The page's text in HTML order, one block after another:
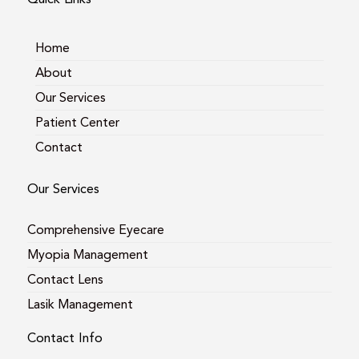
Home
About
Our Services
Patient Center
Contact
Our Services
Comprehensive Eyecare
Myopia Management
Contact Lens
Lasik Management
Contact Info